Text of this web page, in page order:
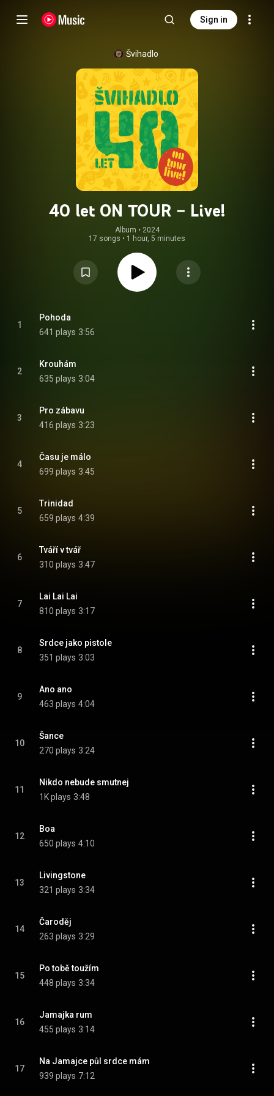
Sign in
Švihadlo
40 let ON TOUR – Live!
Album • 2024
17 songs • 1 hour, 5 minutes
1
Pohoda
641 plays 3:56
2
Krouhám
635 plays 3:04
3
Pro zábavu
416 plays 3:23
4
Času je málo
699 plays 3:45
5
Trinidad
659 plays 4:39
6
Tváří v tvář
310 plays 3:47
7
Lai Lai Lai
810 plays 3:17
8
Srdce jako pistole
351 plays 3:03
9
Ano ano
463 plays 4:04
10
Šance
270 plays 3:24
11
Nikdo nebude smutnej
1K plays 3:48
12
Boa
650 plays 4:10
13
Livingstone
321 plays 3:34
14
Čaroděj
263 plays 3:29
15
Po tobě toužím
448 plays 3:34
16
Jamajka rum
455 plays 3:14
17
Na Jamajce půl srdce mám
939 plays 7:12